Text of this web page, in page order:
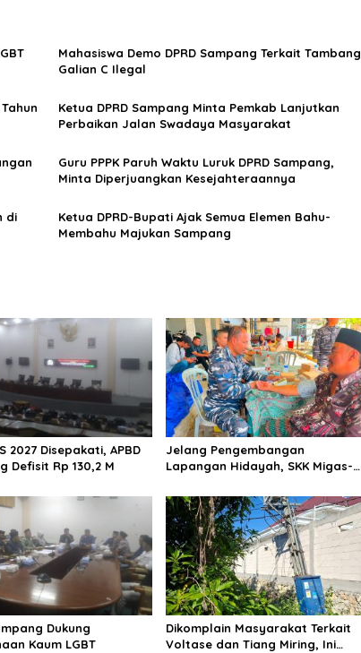
Mahasiswa Demo DPRD Sampang Terkait Tambang
Galian C Ilegal
Ketua DPRD Sampang Minta Pemkab Lanjutkan
Perbaikan Jalan Swadaya Masyarakat
Guru PPPK Paruh Waktu Luruk DPRD Sampang,
Minta Diperjuangkan Kesejahteraannya
di
Ketua DPRD-Bupati Ajak Semua Elemen Bahu-
Membahu Majukan Sampang
2027 Disepakati, APBD
Defisit Rp 130,2 M
Jelang Pengembangan
Lapangan Hidayah, SKK Migas-
Sinergi dengan Nelayan
Sampang
Dukung
Kaum LGBT
Dikomplain Masyarakat Terkait
Voltase dan Tiang Miring, Ini